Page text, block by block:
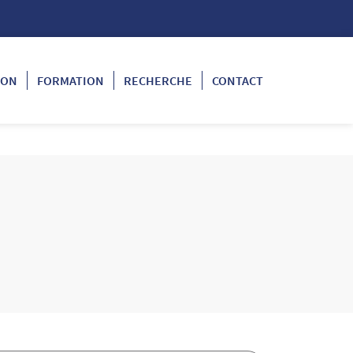
FORMATION RECHERCHE CONTACT